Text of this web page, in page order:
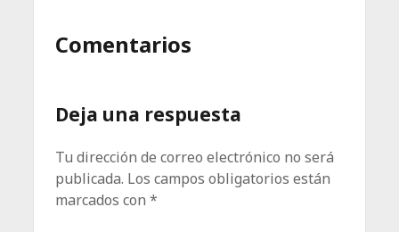
Comentarios
Deja una respuesta
Tu dirección de correo electrónico no será
publicada. Los campos obligatorios están
marcados con*